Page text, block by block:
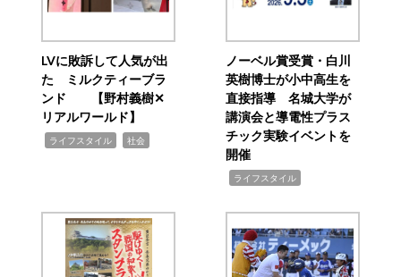
LVに敗訴して人気が出
た ミルクティーブラ
ンド 【野村義樹✕
リアルワールド】
ライフスタイル 社会
ノーベル賞受賞・白川
英樹博士が小中高生を
直接指導 名城大学が
講演会と導電性プラス
チック実験イベントを
開催
ライフスタイル